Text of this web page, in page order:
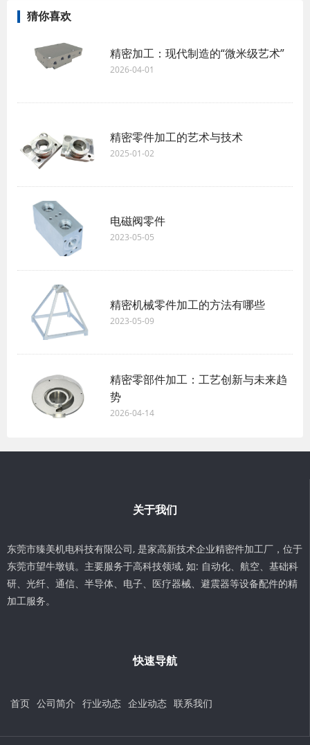
猜你喜欢
精密加工：现代制造的“微米级艺术”
2026-04-01
精密零件加工的艺术与技术
2025-01-02
电磁阀零件
2023-05-05
精密机械零件加工的方法有哪些
2023-05-09
精密零部件加工：工艺创新与未来趋
势
2026-04-14
关于我们
东莞市臻美机电科技有限公司, 是家高新技术企业精密件加工厂，位于
东莞市望牛墩镇。主要服务于高科技领域, 如: 自动化、航空、基础科
研、光纤、通信、半导体、电子、医疗器械、避震器等设备配件的精
加工服务。
快速导航
首页 公司简介 行业动态 企业动态 联系我们